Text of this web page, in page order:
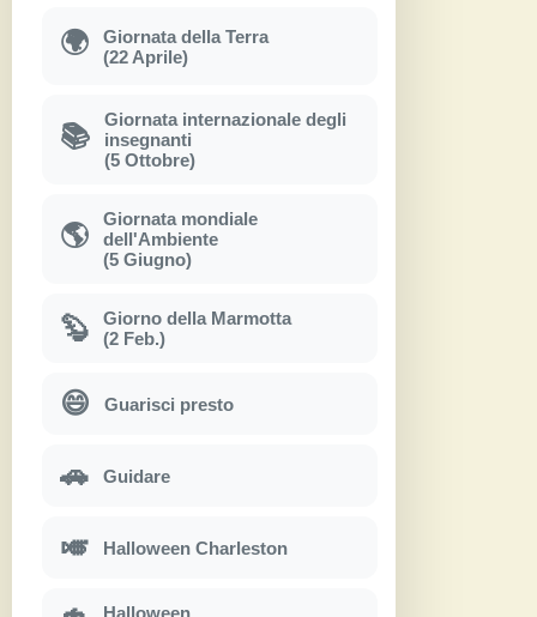
🌍
Giornata della Terra
(22 Aprile)
📚
Giornata internazionale degli
insegnanti
(5 Ottobre)
🌎
Giornata mondiale
dell'Ambiente
(5 Giugno)
🦫
Giorno della Marmotta
(2 Feb.)
😄 Guarisci presto
🚗 Guidare
🎺 Halloween Charleston